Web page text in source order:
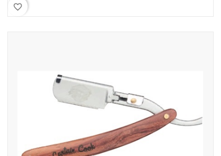
favorite_border